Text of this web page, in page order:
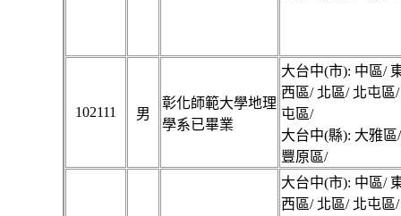
102111 男
彰化師範大學地理
學系已畢業
大台中(市): 中區/
西區/ 北區/ 北屯區
屯區/
大台中(縣): 大雅區
豐原區/
大台中(市): 中區/
西區/ 北區/ 北屯區